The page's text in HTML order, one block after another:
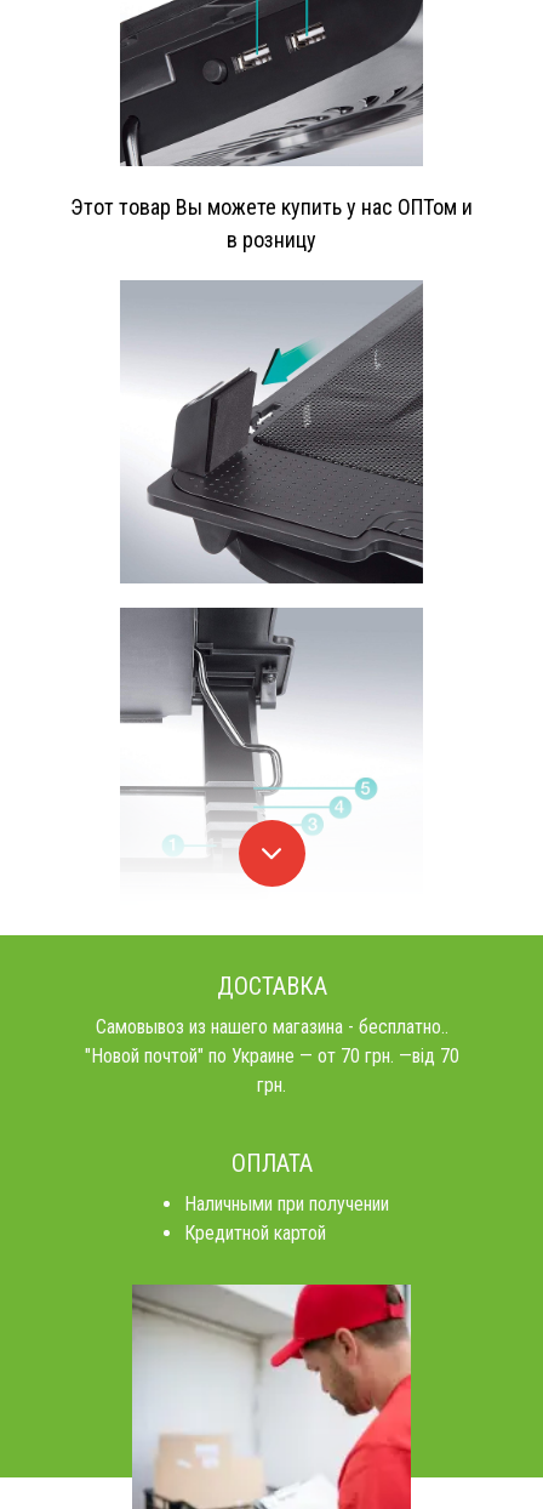
Этот товар Вы можете купить у нас ОПТом и
в розницу
ДОСТАВКА
Самовывоз из нашего магазина - бесплатно..
"Новой почтой" по Украине — от 70 грн. —від 70
грн.
ОПЛАТА
Наличными при получении
Кредитной картой